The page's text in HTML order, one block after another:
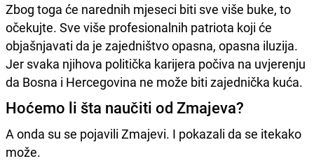
Zbog toga će narednih mjeseci biti sve više buke, to
očekujte. Sve više profesionalnih patriota koji će
objašnjavati da je zajedništvo opasna, opasna iluzija.
Jer svaka njihova politička karijera počiva na uvjerenju
da Bosna i Hercegovina ne može biti zajednička kuća.
Hoćemo li šta naučiti od Zmajeva?
A onda su se pojavili Zmajevi. I pokazali da se itekako
može.